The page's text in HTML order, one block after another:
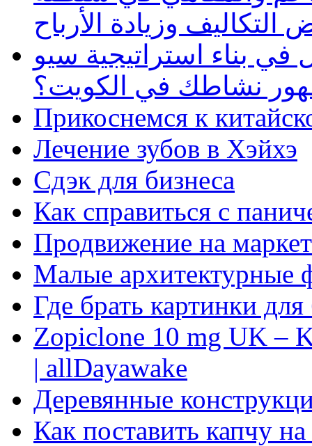
وزيادة الأرباح
بناء استراتيجية سيو
نشاطك في الكويت؟
Прикоснемся к
Лечение зубов в Хэйхэ
Сдэк для бизнеса
Как справиться с
Продвижение на
Малые архитектурные
Где брать картинки
Zopiclone 10 mg UK –
| allDayawake
Деревянные
Как поставить капчу